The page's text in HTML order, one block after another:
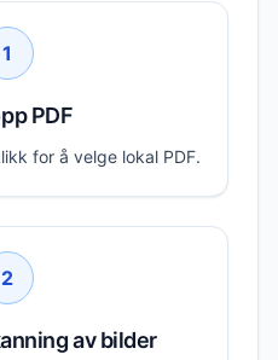
1
PDF
for å velge lokal PDF.
2
av bilder